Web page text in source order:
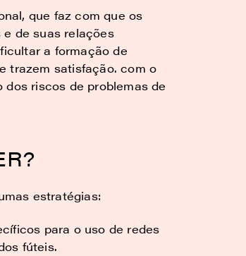
que faz com que os
de suas relações
a formação de
trazem satisfação. com o
riscos de problemas de
estratégias:
para o uso de redes
fúteis.